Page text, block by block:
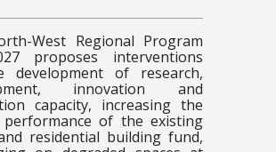
West Regional Program
proposes interventions
development of research,
innovation and
capacity, increasing the
performance of the existing
residential building fund,